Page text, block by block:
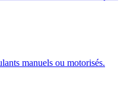
manuels ou motorisés.